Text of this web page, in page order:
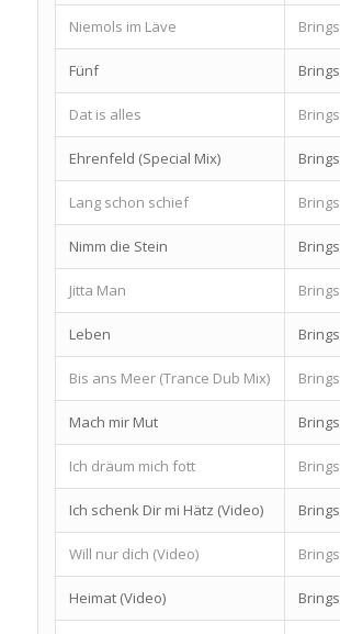
Niemols im Läve Brings
Fünf Brings
Dat is alles Brings
Ehrenfeld (Special Mix) Brings
Lang schon schief Brings
Nimm die Stein Brings
Jitta Man Brings
Leben Brings
Bis ans Meer (Trance Dub Mix) Brings
Mach mir Mut Brings
Ich dräum mich fott Brings
Ich schenk Dir mi Hätz (Video) Brings
Will nur dich (Video) Brings
Heimat (Video) Brings